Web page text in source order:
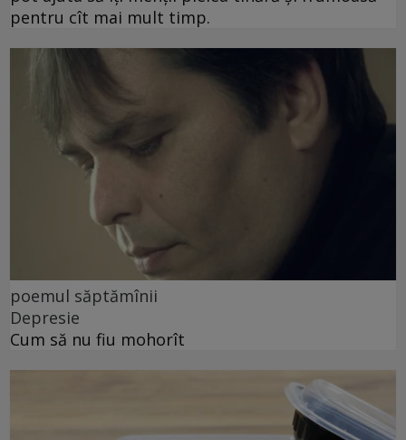
pentru cît mai mult timp.
poemul săptămînii
Depresie
Cum să nu fiu mohorît